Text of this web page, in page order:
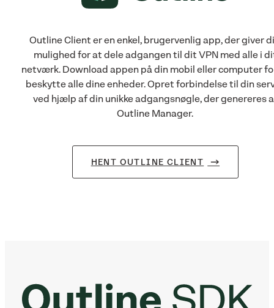
Outline Client er en enkel, brugervenlig app, der giver
mulighed for at dele adgangen til dit VPN med alle i
netværk. Download appen på din mobil eller computer
beskytte alle dine enheder. Opret forbindelse til din
ved hjælp af din unikke adgangsnøgle, der genereres
Outline Manager.
HENT OUTLINE CLIENT